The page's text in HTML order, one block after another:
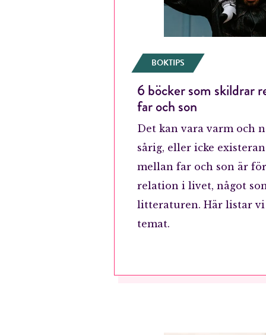
BOKTIPS
6 böcker som skildrar
far och son
Det kan vara varm och
sårig, eller icke
mellan far och son är
relation i livet, något
litteraturen. Här listar vi
temat.